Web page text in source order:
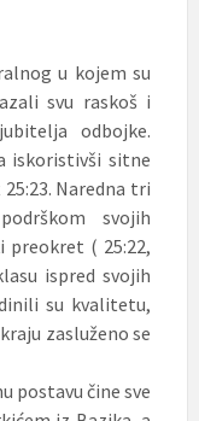
u kojem su
svu raskoš i
odbojke.
iskoristivši sitne
Naredna tri
svojih
preokret ( 25:22,
ispred svojih
su kvalitetu,
zasluženo se
postavu čine sve